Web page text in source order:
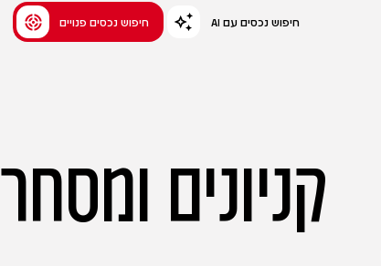
AI חיפוש נכסים עם חיפוש נכסים פנויים
קניונים ומסחר